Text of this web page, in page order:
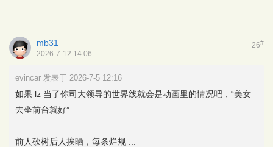
26#
mb31
2026-7-12 14:06
evincar 发表于 2026-7-5 12:16
如果 lz 当了你司大领导的世界线就会是动画里的情况吧，“美女
去坐前台就好”
前人砍树后人挨晒，每条烂规 ...